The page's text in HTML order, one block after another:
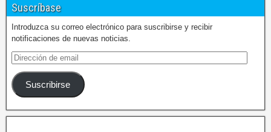
Suscríbase
Introduzca su correo electrónico para suscribirse y recibir
notificaciones de nuevas noticias.
Suscribirse